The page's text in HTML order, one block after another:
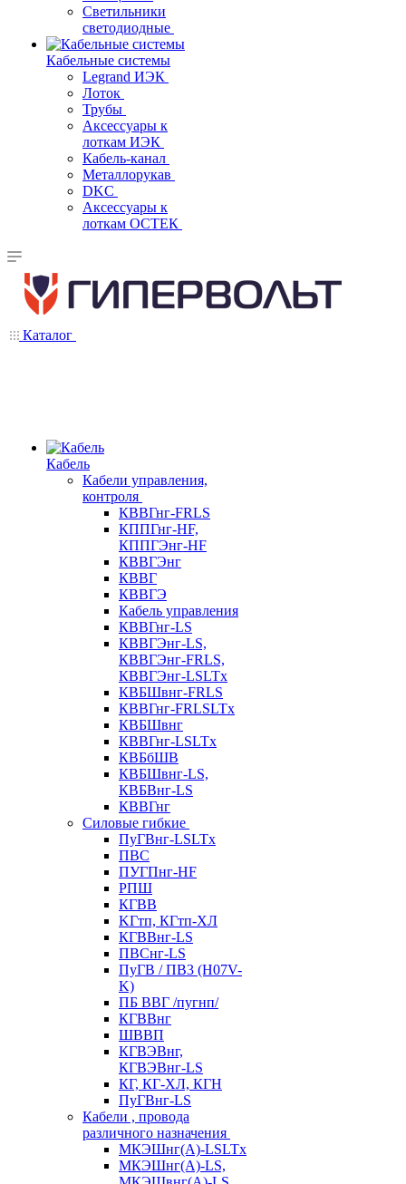
Светильники
светодиодные
Кабельные системы
Legrand ИЭК
Лоток
Трубы
Аксессуары к
лоткам ИЭК
Кабель-канал
Металлорукав
DKC
Аксессуары к
лоткам ОСТЕК
Каталог
Кабель
Кабели управления,
контроля
КВВГнг-FRLS
КППГнг-HF,
КППГЭнг-HF
КВВГЭнг
КВВГ
КВВГЭ
Кабель управления
КВВГнг-LS
КВВГЭнг-LS,
КВВГЭнг-FRLS,
КВВГЭнг-LSLTx
КВБШвнг-FRLS
КВВГнг-FRLSLTx
КВБШвнг
КВВГнг-LSLTx
КВБбШВ
КВБШвнг-LS,
КВБВнг-LS
КВВГнг
Силовые гибкие
ПуГВнг-LSLTx
ПВС
ПУГПнг-HF
РПШ
КГВВ
KГтп, КГтп-ХЛ
КГВВнг-LS
ПВСнг-LS
ПуГВ / ПВ3 (H07V-
K)
ПБ ВВГ /пугнп/
КГВВнг
ШВВП
КГВЭВнг,
КГВЭВнг-LS
КГ, КГ-ХЛ, КГН
ПуГВнг-LS
Кабели , провода
различного назначения
МКЭШнг(А)-LSLTx
МКЭШнг(А)-LS,